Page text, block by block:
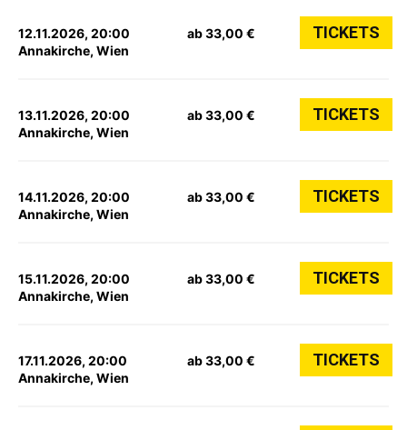
12.11.2026, 20:00
Annakirche, Wien
ab 33,00 € TICKETS
13.11.2026, 20:00
Annakirche, Wien
ab 33,00 € TICKETS
14.11.2026, 20:00
Annakirche, Wien
ab 33,00 € TICKETS
15.11.2026, 20:00
Annakirche, Wien
ab 33,00 € TICKETS
17.11.2026, 20:00
Annakirche, Wien
ab 33,00 € TICKETS